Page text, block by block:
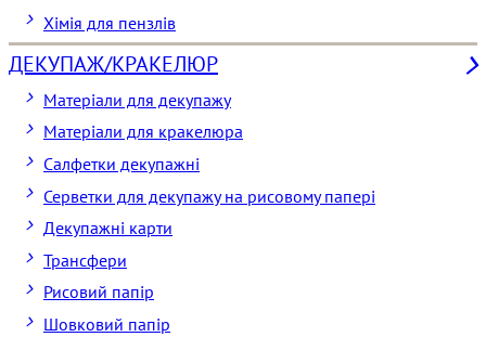
Хімія для пензлів
ДЕКУПАЖ/КРАКЕЛЮР
Матеріали для декупажу
Матеріали для кракелюра
Cалфетки декупажні
Серветки для декупажу на рисовому папері
Декупажні карти
Трансфери
Рисовий папір
Шовковий папір